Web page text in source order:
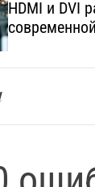
HDMI и DVI
современной